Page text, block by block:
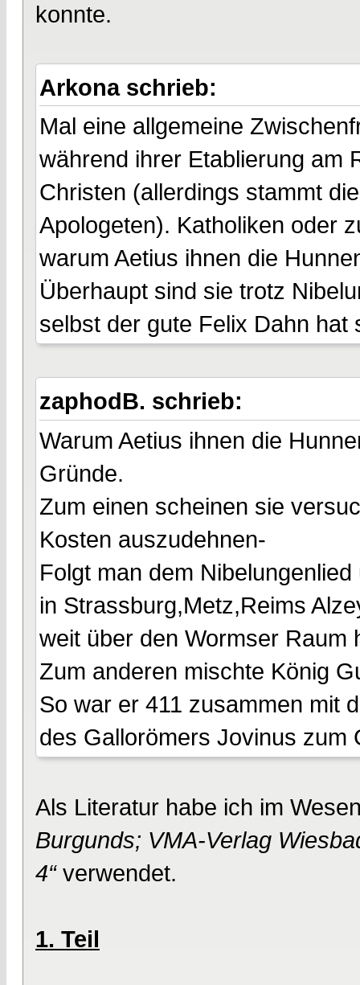
konnte.
Arkona schrieb:
Mal eine allgemeine
während ihrer Etablierung am
Christen (allerdings stammt
Apologeten). Katholiken oder
warum Aetius ihnen die
Überhaupt sind sie trotz
selbst der gute Felix Dahn
zaphodB. schrieb:
Warum Aetius ihnen die
Gründe.
Zum einen scheinen sie
Kosten auszudehnen-
Folgt man dem
in Strassburg,Metz,Reims
weit über den Wormser Raum
Zum anderen mischte König
So war er 411 zusammen mit
des Gallorömers Jovinus zum
Als Literatur habe ich im
Burgunds; VMA-Verlag
4“verwendet.
1. Teil